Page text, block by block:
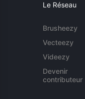
Le Réseau
Brusheezy
Vecteezy
Videezy
Devenir
contributeur